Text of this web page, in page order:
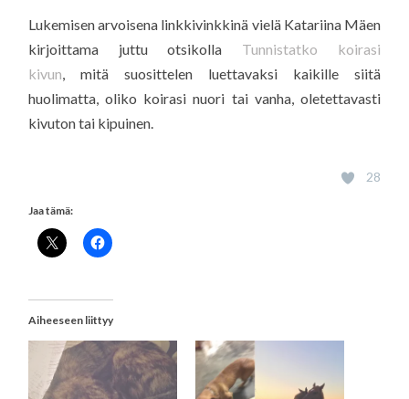
Lukemisen arvoisena linkkivinkkinä vielä Katariina Mäen
kirjoittama juttu otsikolla Tunnistatko koirasi
kivun, mitä suosittelen luettavaksi kaikille siitä
huolimatta, oliko koirasi nuori tai vanha, oletettavasti
kivuton tai kipuinen.
28
Jaa tämä:
Aiheeseen liittyy